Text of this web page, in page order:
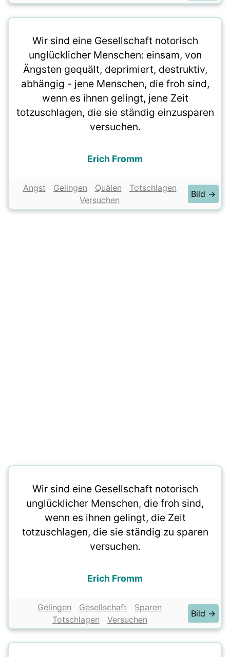
Wir sind eine Gesellschaft notorisch
unglücklicher Menschen: einsam, von
Ängsten gequält, deprimiert, destruktiv,
abhängig - jene Menschen, die froh sind,
wenn es ihnen gelingt, jene Zeit
totzuschlagen, die sie ständig einzusparen
versuchen.
Erich Fromm
Angst Gelingen Quälen
Totschlagen
Versuchen
Bild →
Wir sind eine Gesellschaft notorisch
unglücklicher Menschen, die froh sind,
wenn es ihnen gelingt, die Zeit
totzuschlagen, die sie ständig zu sparen
versuchen.
Erich Fromm
Gelingen Gesellschaft
Sparen
Totschlagen
Versuchen
Bild →